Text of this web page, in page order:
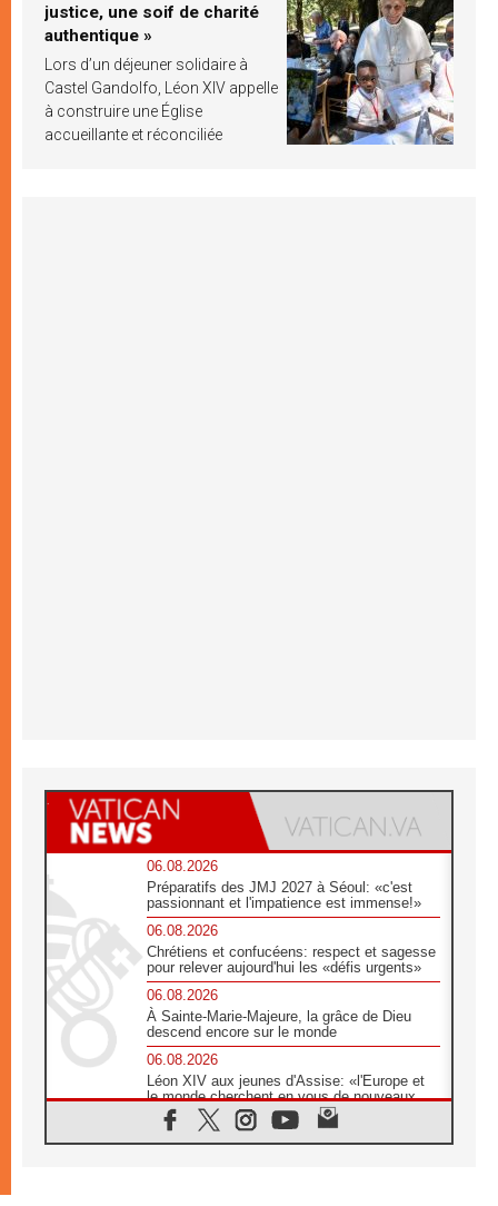
justice, une soif de charité
authentique »
Lors d’un déjeuner solidaire à
Castel Gandolfo, Léon XIV appelle
à construire une Église
accueillante et réconciliée
06.08.2026
Préparatifs des JMJ 2027 à Séoul: «c'est
passionnant et l'impatience est immense!»
06.08.2026
Chrétiens et confucéens: respect et sagesse
pour relever aujourd'hui les «défis urgents»
06.08.2026
À Sainte-Marie-Majeure, la grâce de Dieu
descend encore sur le monde
06.08.2026
Léon XIV aux jeunes d'Assise: «l'Europe et
le monde cherchent en vous de nouveaux
saints»
06.08.2026